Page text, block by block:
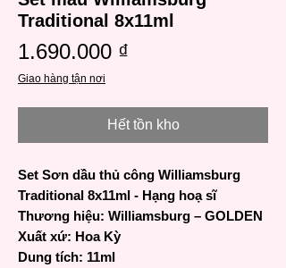
Traditional 8x11ml
1.690.000 ₫
Giao hàng tận nơi
Hết tồn kho
Set Sơn dầu thủ công Williamsburg
Traditional 8x11ml - Hạng hoạ sĩ
Thương hiệu: Williamsburg – GOLDEN
Xuất xứ: Hoa Kỳ
Dung tích: 11ml